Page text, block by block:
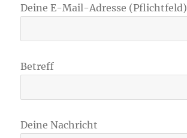
Deine E-Mail-Adresse (Pflichtfeld)
Betreff
Deine Nachricht